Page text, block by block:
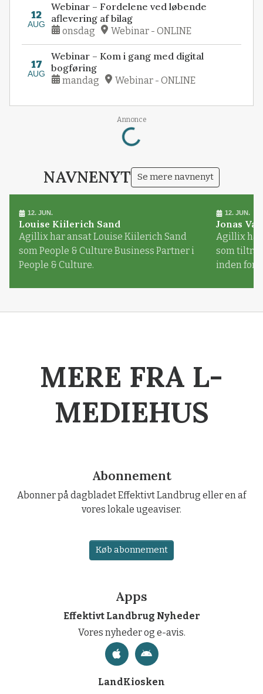
12
AUG
Webinar – Fordelene ved løbende
aflevering af bilag
onsdag Webinar - ONLINE
17
AUG
Webinar – Kom i gang med digital
bogføring
mandag Webinar - ONLINE
Annonce
Loading...
NAVNENYT Se mere navnenyt
12. JUN.
Louise Kiilerich Sand
Agillix har ansat Louise Kiilerich Sand
som People & Culture Business Partner i
People & Culture.
12. JUN.
Jonas
Agillix har
som
inden for
MERE FRA L-
MEDIEHUS
Abonnement
Abonner på dagbladet Effektivt Landbrug eller en af
vores lokale ugeaviser.
Køb abonnement
Apps
Effektivt Landbrug Nyheder
Vores nyheder og e-avis.
LandKiosken